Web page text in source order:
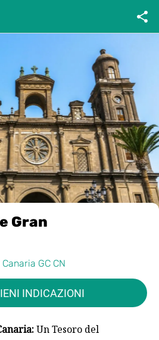
Gran
GC CN
INDICAZIONI
Un Tesoro del